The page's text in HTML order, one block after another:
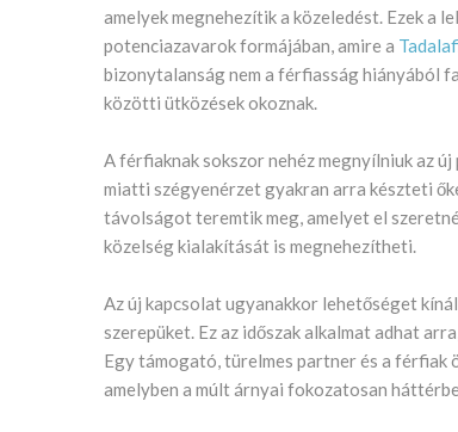
amelyek megnehezítik a közeledést. Ezek a
potenciazavarok formájában, amire a
bizonytalanság nem a férfiasság hiányából
közötti ütközések okoznak.
A férfiaknak sokszor nehéz megnyílniuk az
miatti szégyenérzet gyakran arra készteti
távolságot teremtik meg, amelyet el
közelség kialakítását is megnehezítheti.
Az új kapcsolat ugyanakkor lehetőséget
szerepüket. Ez az időszak alkalmat adhat
Egy támogató, türelmes partner és a
amelyben a múlt árnyai fokozatosan